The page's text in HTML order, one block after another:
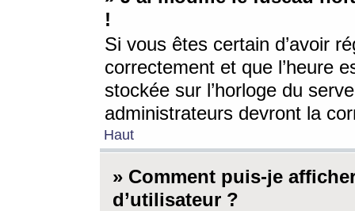
!
Si vous êtes certain d’avoir
correctement et que l’heure
stockée sur l’horloge du
administrateurs devront la
Haut
» Comment puis-je
d’utilisateur ?